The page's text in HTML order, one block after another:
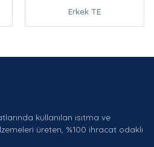
Erkek TE
kullanılan ısıtma ve
üreten, %100 ihracat odaklı